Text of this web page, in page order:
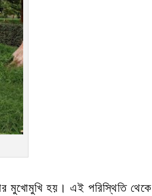
মুখোমুখি হয়। এই পরিস্থিতি থেকে